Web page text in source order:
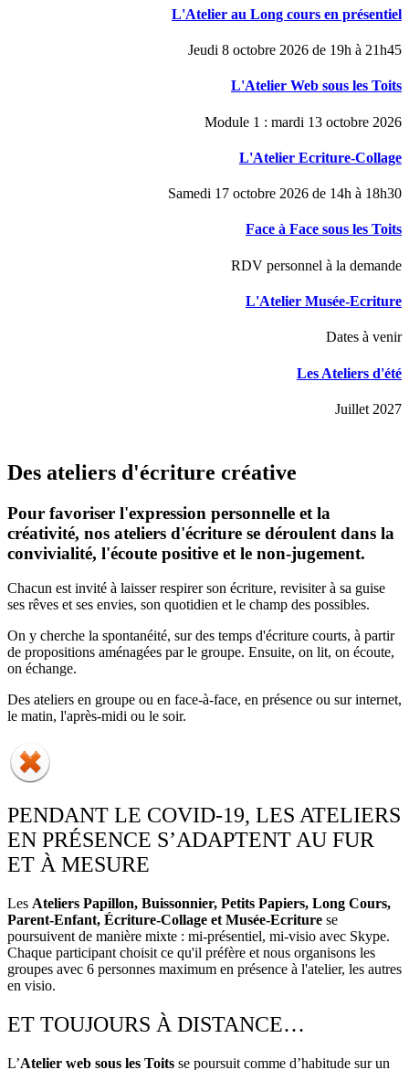
L'Atelier au Long cours en présentiel
Jeudi 8 octobre 2026 de 19h à 21h45
L'Atelier Web sous les Toits
Module 1 : mardi 13 octobre 2026
L'Atelier Ecriture-Collage
Samedi 17 octobre 2026 de 14h à 18h30
Face à Face sous les Toits
RDV personnel à la demande
L'Atelier Musée-Ecriture
Dates à venir
Les Ateliers d'été
Juillet 2027
Des ateliers d'écriture créative
Pour favoriser l'expression personnelle et la
créativité, nos ateliers d'écriture se déroulent dans la
convivialité, l'écoute positive et le non-jugement.
Chacun est invité à laisser respirer son écriture, revisiter à sa guise
ses rêves et ses envies, son quotidien et le champ des possibles.
On y cherche la spontanéité, sur des temps d'écriture courts, à partir
de propositions aménagées par le groupe. Ensuite, on lit, on écoute,
on échange.
Des ateliers en groupe ou en face-à-face, en présence ou sur internet,
le matin, l'après-midi ou le soir.
PENDANT LE COVID-19, LES ATELIERS
EN PRÉSENCE S’ADAPTENT AU FUR
ET À MESURE
Les Ateliers Papillon, Buissonnier, Petits Papiers, Long Cours,
Parent-Enfant, Écriture-Collage et Musée-Ecriture se
poursuivent de manière mixte : mi-présentiel, mi-visio avec Skype.
Chaque participant choisit ce qu'il préfère et nous organisons les
groupes avec 6 personnes maximum en présence à l'atelier, les autres
en visio.
ET TOUJOURS À DISTANCE…
L’Atelier web sous les Toits se poursuit comme d’habitude sur un